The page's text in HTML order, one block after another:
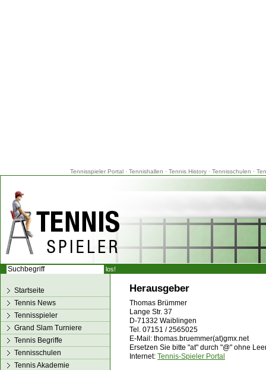
Tennisspieler Portal· Tennishallen · Tennis History· Tennisschulen ·
Herausgeber
Thomas Brümmer
Lange Str. 37
D-71332 Waiblingen
Tel. 07151 / 2565025
E-Mail: thomas.bruemmer(at)gmx.net
Ersetzen Sie bitte "at" durch "@" ohne
Internet: Tennis-Spieler Portal
Startseite
Tennis News
Tennisspieler
Grand Slam Turniere
Tennis Begriffe
Tennisschulen
Tennis Akademie
los!